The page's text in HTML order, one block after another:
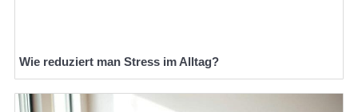
Wie reduziert man Stress im Alltag?